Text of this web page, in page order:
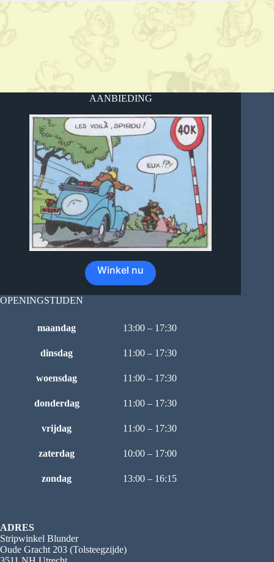
AANBIEDING
Winkel nu
OPENINGSTIJDEN
maandag 13:00 – 17:30
dinsdag 11:00 – 17:30
woensdag 11:00 – 17:30
donderdag 11:00 – 17:30
vrijdag 11:00 – 17:30
zaterdag 10:00 – 17:00
zondag 13:00 – 16:15
ADRES
Stripwinkel Blunder
Oude Gracht 203 (Tolsteegzijde)